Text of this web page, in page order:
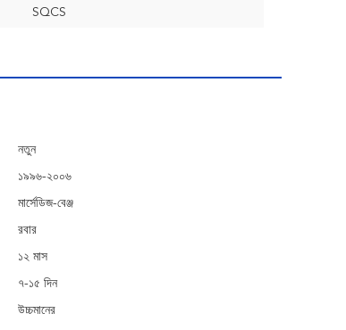
SQCS
নতুন
১৯৯৬-২০০৬
মার্সেডিজ-বেঞ্জ
রবার
১২ মাস
৭-১৫ দিন
উচ্চমানের